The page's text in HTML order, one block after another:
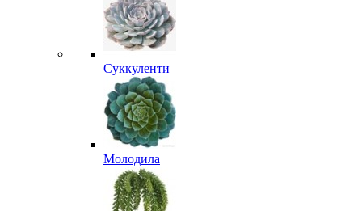
Суккуленти
Молодила